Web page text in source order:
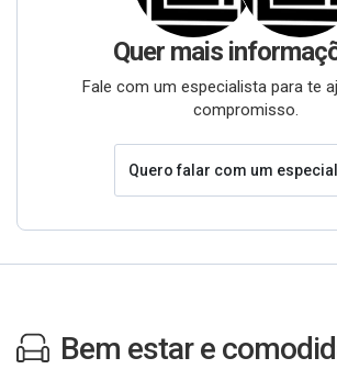
Quer mais
Fale com um especialista para te
compromisso.
Quero falar com um
Bem estar e